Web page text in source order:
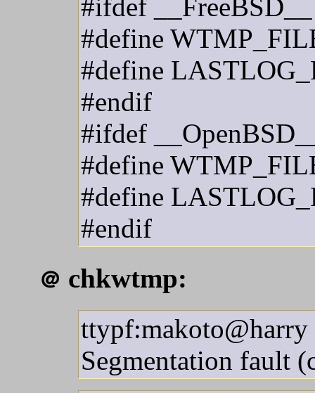
#ifdef __FreeBSD__
#define
#define
#endif
#ifdef
#define
#define
#endif
＠ chkwtmp:
Segmentation fault